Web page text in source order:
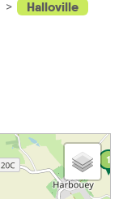
Halloville
1